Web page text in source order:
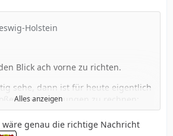
Holstein
Blick ach vorne zu richten.
sehe, dann ist für heute eigentlich
Überraschungen zu rechnen:
Alles anzeigen
genau die richtige Nachricht